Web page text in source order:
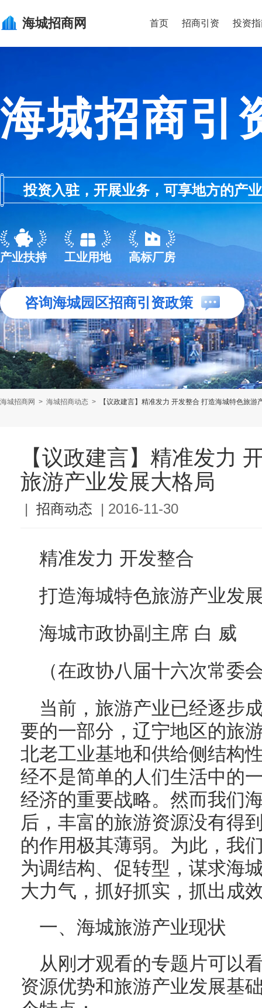
海城招商网 首页 招商引资 投资
海城招商引
投资入驻，开展业务，可享地方的产
产业扶持 工业用地 高标厂房
咨询海城园区招商引资政策
海城招商网 > 海城招商动态 > 【议政建言】精准发力 开发整合 打造海城特色旅游
【议政建言】精准发力
旅游产业发展大格局
| 招商动态 | 2016-11-30
精准发力 开发整合
打造海城特色旅游产业发
海城市政协副主席 白 威
（在政协八届十六次常委
当前，旅游产业已经逐步
要的一部分，辽宁地区的旅
北老工业基地和供给侧结构
经不是简单的人们生活中的
经济的重要战略。然而我们
后，丰富的旅游资源没有得
的作用极其薄弱。为此，我
为调结构、促转型，谋求海
大力气，抓好抓实，抓出成
一、海城旅游产业现状
从刚才观看的专题片可以
资源优势和旅游产业发展基